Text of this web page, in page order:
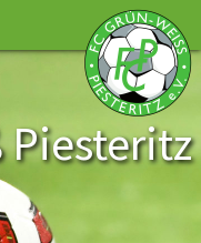
Piesteritz